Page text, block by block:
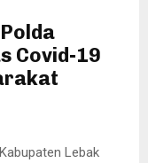
Covid-19
Lebak